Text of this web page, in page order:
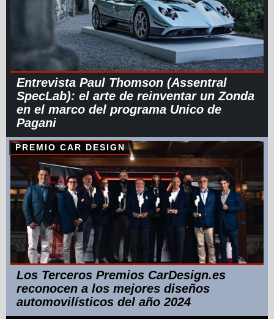
Entrevista Paul Thomson (Assentral
SpecLab): el arte de reinventar un Zonda
en el marco del programa Unico de
Pagani
PREMIO CAR DESIGN
Los Terceros Premios CarDesign.es
reconocen a los mejores diseños
automovilísticos del año 2024